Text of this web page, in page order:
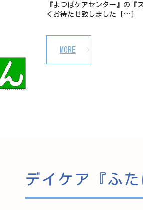
『よつばケアセンター』の
くお待たせ致しました […]
MORE
デイケア『ふ